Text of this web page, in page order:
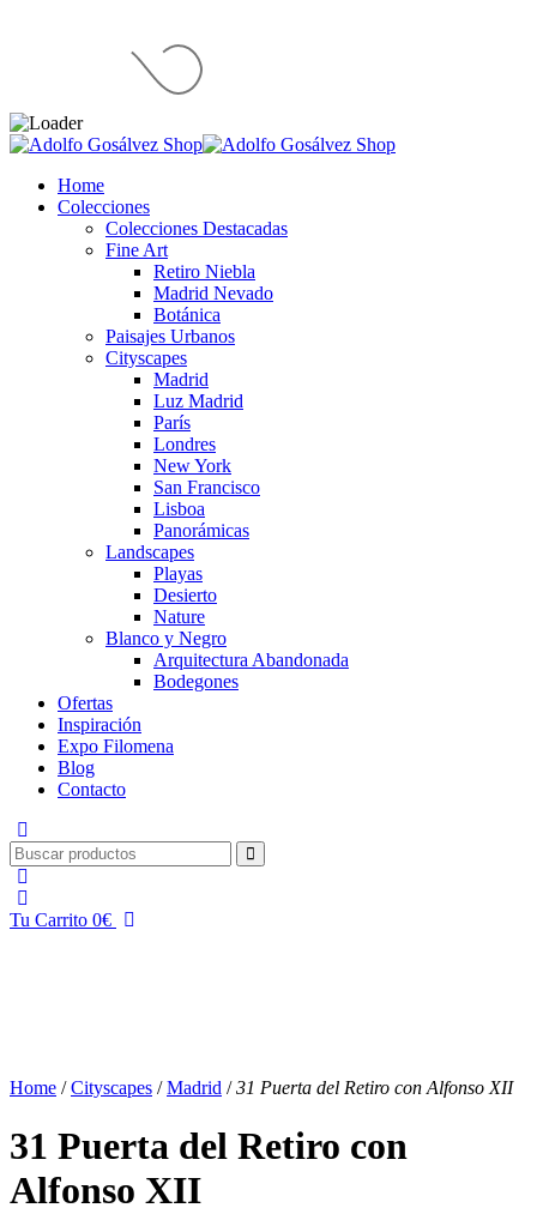
Home
Colecciones
Colecciones Destacadas
Fine Art
Retiro Niebla
Madrid Nevado
Botánica
Paisajes Urbanos
Cityscapes
Madrid
Luz Madrid
París
Londres
New York
San Francisco
Lisboa
Panorámicas
Landscapes
Playas
Desierto
Nature
Blanco y Negro
Arquitectura Abandonada
Bodegones
Ofertas
Inspiración
Expo Filomena
Blog
Contacto
Tu Carrito 0€
Home /Cityscapes /Madrid /31 Puerta del Retiro con Alfonso XII
31 Puerta del Retiro con
Alfonso XII